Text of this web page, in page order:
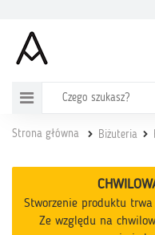
Strona główna Biżuteria
Stworzenie produktu trwa
Ze względu na